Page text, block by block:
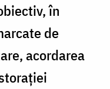
în
de
acordarea